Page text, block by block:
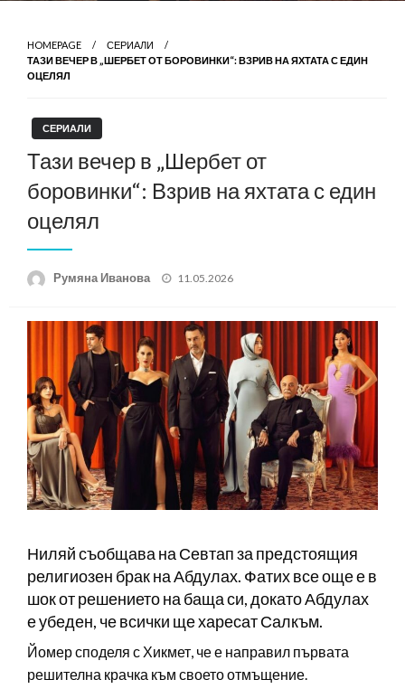
HOMEPAGE
СЕРИАЛИ
ТАЗИ ВЕЧЕР В „ШЕРБЕТ ОТ БОРОВИНКИ“: ВЗРИВ НА ЯХТАТА С ЕДИН
ОЦЕЛЯЛ
СЕРИАЛИ
Тази вечер в „Шербет от
боровинки“: Взрив на яхтата с един
оцелял
Румяна Иванова
Posted
11.05.2026
Ниляй съобщава на Севтап за предстоящия
религиозен брак на Абдулах. Фатих все още е в
шок от решението на баща си, докато Абдулах
е убеден, че всички ще харесат Салкъм.
Йомер споделя с Хикмет, че е направил първата
решителна крачка към своето отмъщение.